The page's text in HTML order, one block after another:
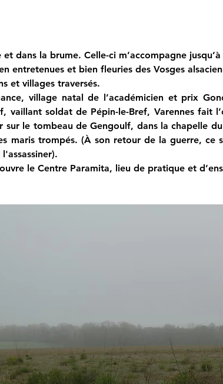
dans la brume. Celle-ci m’accompagne
entretenues et bien fleuries des Vosges
et villages traversés.
village natal de l’académicien et prix
vaillant soldat de Pépin-le-Bref, Varennes fait
sur le tombeau de Gengoulf, dans la chapelle
maris trompés. (À son retour de la guerre,
le Centre Paramita, lieu de pratique et